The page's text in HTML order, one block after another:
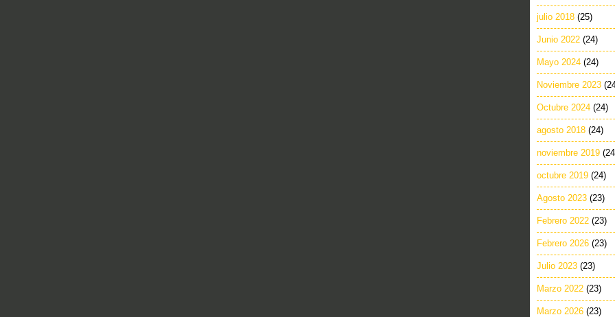
julio 2018 (25)
Junio 2022 (24)
Mayo 2024 (24)
Noviembre 2023
Octubre 2024 (24)
agosto 2018 (24)
noviembre 2019
octubre 2019 (24)
Agosto 2023 (23)
Febrero 2022 (23)
Febrero 2026 (23)
Julio 2023 (23)
Marzo 2022 (23)
Marzo 2026 (23)